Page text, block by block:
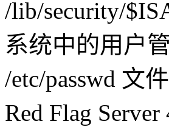
/lib/security/
系统中的用户
/etc/passwd 文件
Red Flag